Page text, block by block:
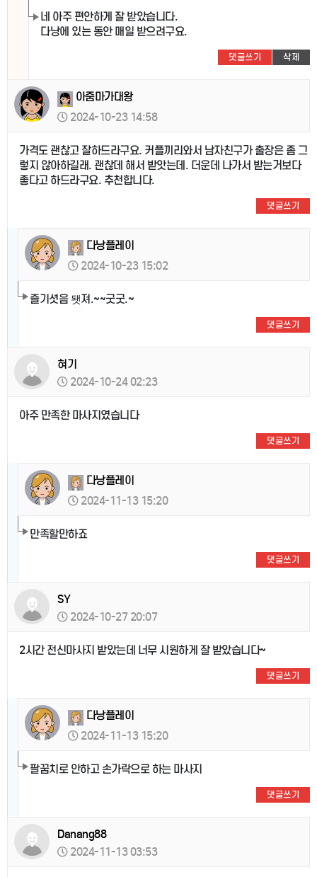
네 아주 편안하게 잘 받았습니다.
다낭에 있는 동안 매일 받으려구요.
댓글쓰기 삭제
아줌마가대왕
2024-10-23 14:58
가격도 괜찮고 잘하드라구요. 커플끼리와서 남자친구가 출장은 좀 그
렇지 않아하길래. 괜찮데 해서 받앗는데. 더운데 나가서 받는거보다
좋다고 하드라구요. 추천합니다.
댓글쓰기
다낭플레이
2024-10-23 15:02
즐기셧음 됏져.~~굿굿.~
댓글쓰기
혀기
2024-10-24 02:23
아주 만족한 마사지였습니다
댓글쓰기
다낭플레이
2024-11-13 15:20
만족할만하죠
댓글쓰기
SY
2024-10-27 20:07
2시간 전신마사지 받았는데 너무 시원하게 잘 받았습니다~
댓글쓰기
다낭플레이
2024-11-13 15:20
팔꿈치로 안하고 손가락으로 하는 마사지
댓글쓰기
Danang88
2024-11-13 03:53